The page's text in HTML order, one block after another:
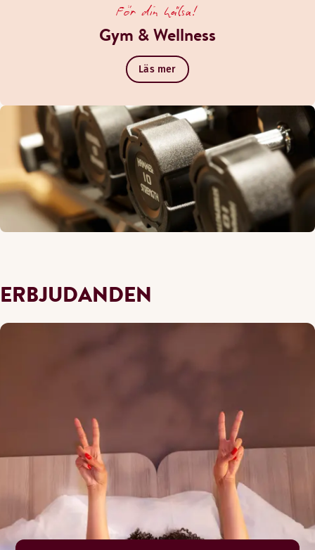
För din hälsa!
Gym & Wellness
Läs mer
ERBJUDANDEN